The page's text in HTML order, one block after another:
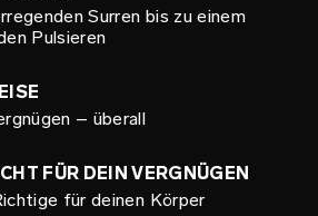
Surren bis zu einem
Pulsieren
– überall
FÜR DEIN VERGNÜGEN
für deinen Körper